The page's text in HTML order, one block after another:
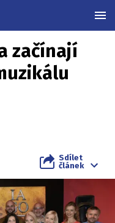
začínají
Sdílet
článek